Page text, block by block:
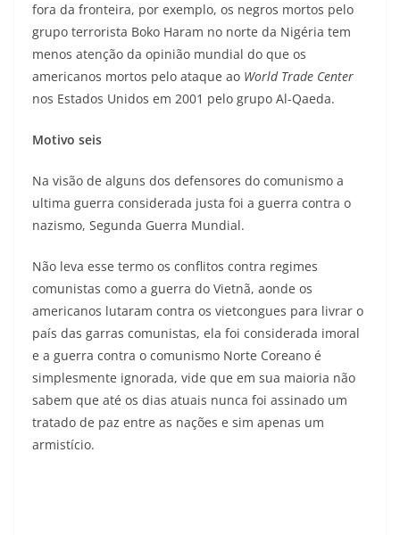
fora da fronteira, por exemplo, os negros mortos pelo
grupo terrorista Boko Haram no norte da Nigéria tem
menos atenção da opinião mundial do que os
americanos mortos pelo ataque ao World Trade Center
nos Estados Unidos em 2001 pelo grupo Al-Qaeda.
Motivo seis
Na visão de alguns dos defensores do comunismo a
ultima guerra considerada justa foi a guerra contra o
nazismo, Segunda Guerra Mundial.
Não leva esse termo os conflitos contra regimes
comunistas como a guerra do Vietnã, aonde os
americanos lutaram contra os vietcongues para livrar o
país das garras comunistas, ela foi considerada imoral
e a guerra contra o comunismo Norte Coreano é
simplesmente ignorada, vide que em sua maioria não
sabem que até os dias atuais nunca foi assinado um
tratado de paz entre as nações e sim apenas um
armistício.